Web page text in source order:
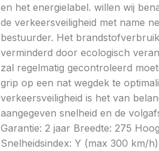
en het energielabel. willen wij
de verkeersveiligheid met name
bestuurder. Het
verminderd door ecologisch
zal regelmatig gecontroleerd
grip op een nat wegdek te
verkeersveiligheid is het van
aangegeven snelheid en de
Garantie: 2 jaar Breedte: 275
Snelheidsindex: Y (max 300 km/